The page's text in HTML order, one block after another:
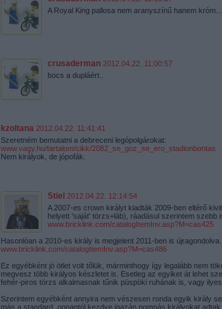
A Royal King pallosa nem aranyszínű hanem króm...
crusaderman 2012.04.22. 11:00:57
bocs a dupláért..
kzoltana 2012.04.22. 11:41:41
Szeretném bemutatni a debreceni legópolgárokat:
www.vagy.hu/tartalom/cikk/2082_se_goz_se_ero_stadionbontas
Nem királyok, de jópofák.
Stiel
2012.04.22. 12:14:54
A 2007-es crown királyt kiadták 2009-ben eltérő
helyett 'saját' törzs+láb), ráadásul szerintem szebb
www.bricklink.com/catalogItemInv.asp?M=cas425
Hasonlóan a 2010-es király is megjelent 2011-ben is
www.bricklink.com/catalogItemInv.asp?M=cas486
Ez egyébként jó ötlet volt tőlük, márminthogy így legalább nem
megvesz több királyos készletet is. Esetleg az egyiket át lehet
fehér-piros törzs alkalmasnak tűnik püspöki ruhának is, vagy
Szerintem egyébként annyira nem vészesen ronda egyik király
más a standard, onnantól kezdve igazán pompás királyokat adtak